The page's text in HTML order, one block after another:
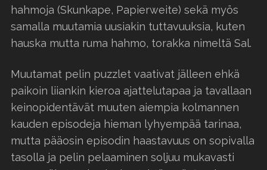
hahmoja (Skunkape, Papierweite) sekä myös
samalla muutamia uusiakin tuttavuuksia, kuten
hauska mutta ruma hahmo, torakka nimeltä Sal.
Muutamat pelin puzzlet vaativat jälleen ehkä
paikoin liiankin kieroa ajattelutapaa ja tavallaan
keinopidentävät muuten aiempia kolmannen
kauden episodeja hieman lyhyempää tarinaa,
mutta pääosin episodin haastavuus on sopivalla
tasolla ja pelin pelaaminen soljuu mukavasti